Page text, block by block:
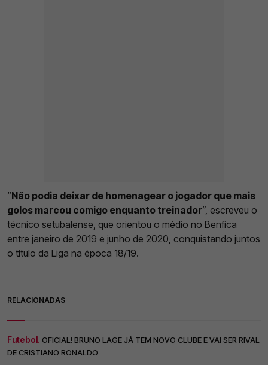
“Não podia deixar de homenagear o jogador que mais
golos marcou comigo enquanto treinador”, escreveu o
técnico setubalense, que orientou o médio no Benfica
entre janeiro de 2019 e junho de 2020, conquistando juntos
o título da Liga na época 18/19.
RELACIONADAS
Futebol. OFICIAL! BRUNO LAGE JÁ TEM NOVO CLUBE E VAI SER RIVAL
DE CRISTIANO RONALDO